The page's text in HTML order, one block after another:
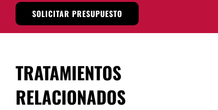
SOLICITAR PRESUPUESTO
TRATAMIENTOS
RELACIONADOS